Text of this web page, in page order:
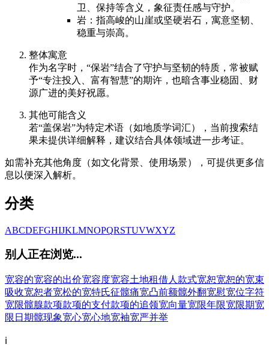
卫、保持等含义，象征责任感与守护。
岩：指高峻的山崖或坚硬岩石，寓意坚韧、
稳重与崇高。
整体寓意
作为名字时，“保岩”结合了守护与坚韧的特质，常被赋
予“专注投入、富有智慧”的期许，也暗含事业稳固、财
源广进的美好祝愿。
其他可能含义
若“盖保岩”为特定术语（如地质学词汇），当前搜索结
果未提供详细解释，建议结合具体领域进一步考证。
如需补充其他角度（如文化背景、使用场景），可提供更多信
息以便深入解析。
分类
ABCDEFGHIJKLMNOPQRSTUVWXYZ
别人正在浏览...
宽容的宽容的出价宽容度宽容土地租借人 款式宽恕宽恕的宽束
吸收宽恕者宽松的宽特氏征髋痛宽凸前额髋外翻宽慰宽位字符
宽限髋腺款项款项的支付款项的追领宽向量宽限年限宽限期宽
限日期髋现象宽心宽心地宽袖宽严并举
ℹ️